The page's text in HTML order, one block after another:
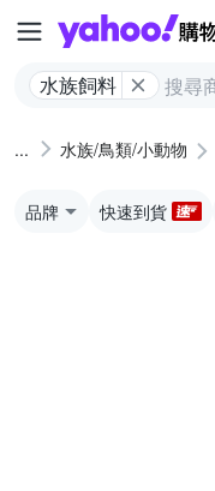
水族飼料
水族/鳥類/小動物
品牌 快速到貨